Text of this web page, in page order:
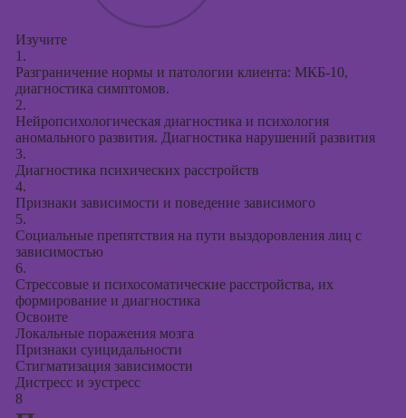
Изучите
1.
Разграничение нормы и патологии клиента: МКБ-10,
диагностика симптомов.
2.
Нейропсихологическая диагностика и психология
аномального развития. Диагностика нарушений развития
3.
Диагностика психических расстройств
4.
Признаки зависимости и поведение зависимого
5.
Социальные препятствия на пути выздоровления лиц с
зависимостью
6.
Стрессовые и психосоматические расстройства, их
формирование и диагностика
Освоите
Локальные поражения мозга
Признаки суицидальности
Стигматизация зависимости
Дистресс и эустресс
8